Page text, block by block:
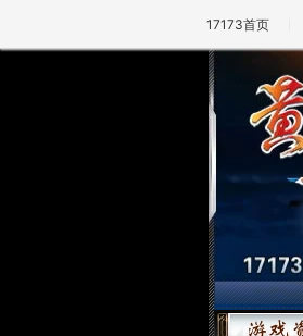
17173首页